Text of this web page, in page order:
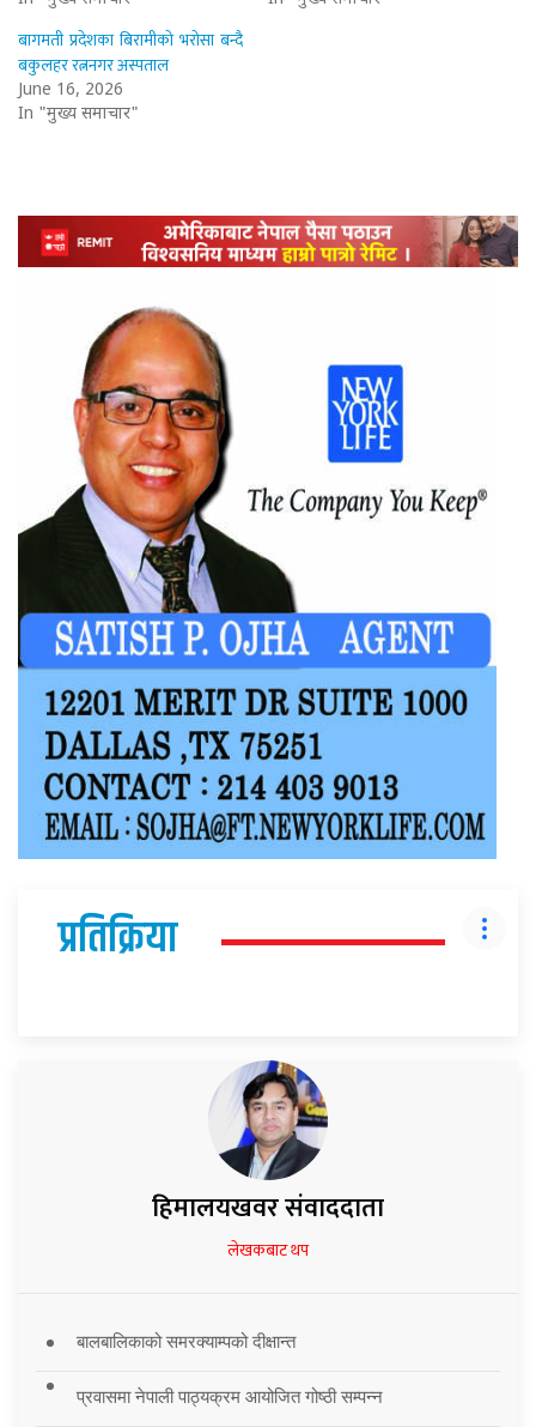
बागमती प्रदेशका बिरामीको भरोसा बन्दै
बकुलहर रत्ननगर अस्पताल
June 16, 2026
In "मुख्य समाचार"
प्रतिक्रिया
हिमालयखवर संवाददाता
लेखकबाट थप
बालबालिकाको समरक्याम्पको दीक्षान्त
प्रवासमा नेपाली पाठ्यक्रम आयोजित गोष्ठी सम्पन्न